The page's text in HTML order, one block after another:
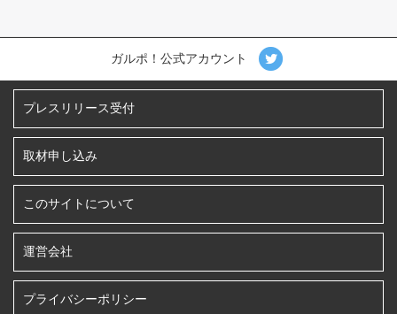
ガルポ！公式アカウント
プレスリリース受付
取材申し込み
このサイトについて
運営会社
プライバシーポリシー